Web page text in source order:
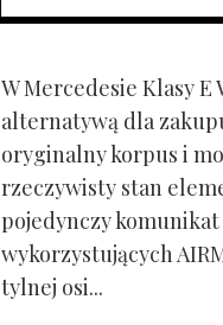
W Mercedesie Klasy E
alternatywą dla
oryginalny korpus i
rzeczywisty stan
pojedynczy
wykorzystujących
tylnej osi...